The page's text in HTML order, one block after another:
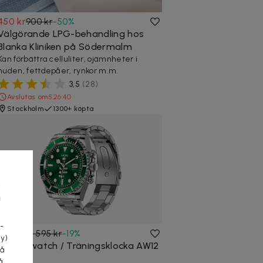
kr900 kr-50%
LPG-behandling hos
Kliniken på Södermalm
förbättra celluliter, ojämnheter i
fettdepåer, rynkor m.m.
3,5 (28)
Avslutas om5:26:39
Stockholm
1300+ köpta
1 295 kr 1 595 kr-19%
watch / Träningsklocka AW12